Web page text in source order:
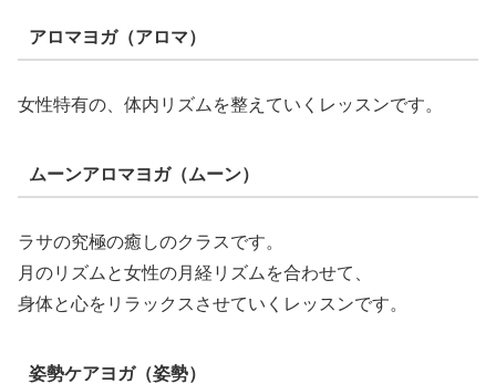
アロマヨガ（アロマ）
女性特有の、体内リズムを整えていくレッスンです。
ムーンアロマヨガ（ムーン）
ラサの究極の癒しのクラスです。
月のリズムと女性の月経リズムを合わせて、
身体と心をリラックスさせていくレッスンです。
姿勢ケアヨガ（姿勢）